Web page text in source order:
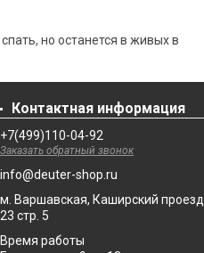
но останется в живых в
Контактная информация
+7(499)110-04-92
Заказать обратный звонок
info@deuter-shop.ru
м. Варшавская, Каширский проезд
23 стр. 5
Время работы